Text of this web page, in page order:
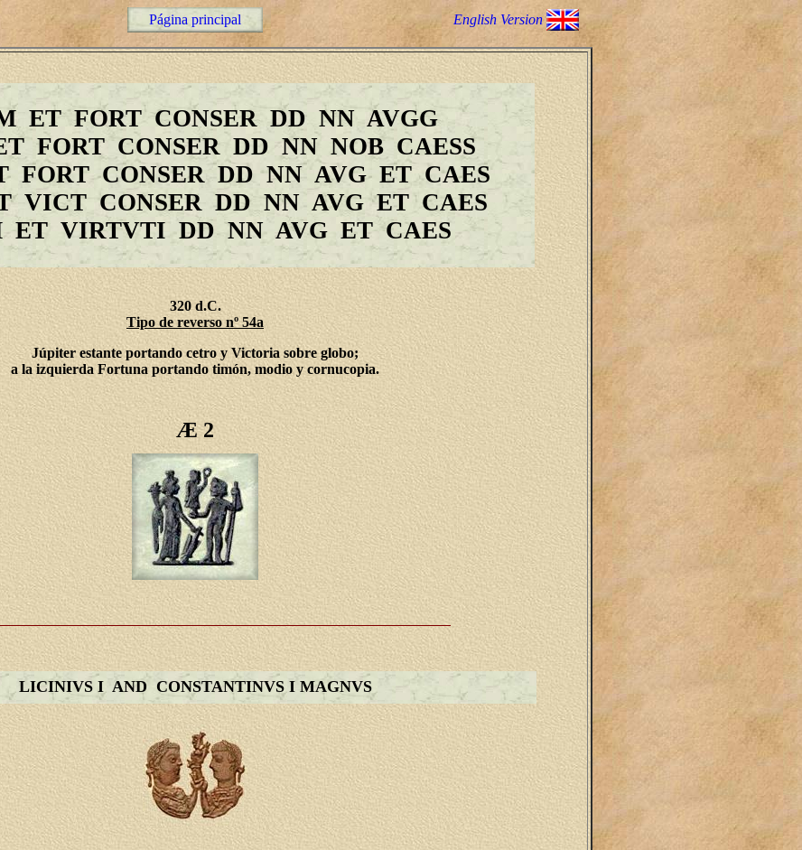
Página principal English Version
ET FORT CONSER DD NN AVGG
FORT CONSER DD NN NOB CAESS
FORT CONSER DD NN AVG ET CAES
VICT CONSER DD NN AVG ET CAES
ET VIRTVTI DD NN AVG ET CAES
320 d.C.
Tipo de reverso nº 54a
Júpiter estante portando cetro y Victoria sobre globo;
a la izquierda Fortuna portando timón, modio y cornucopia.
Æ 2
LICINIVS I AND CONSTANTINVS I MAGNVS